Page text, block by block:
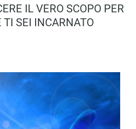
IL VERO SCOPO PER
TI SEI INCARNATO